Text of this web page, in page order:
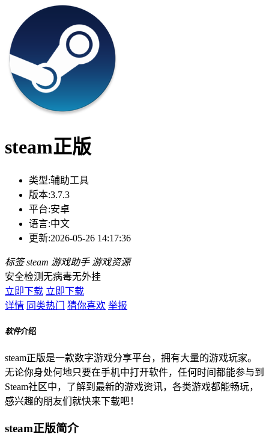
steam正版
类型:辅助工具
版本:3.7.3
平台:安卓
语言:中文
更新:2026-05-26 14:17:36
标签 steam 游戏助手 游戏资源
安全检测无病毒无外挂
立即下载 立即下载
详情 同类热门 猜你喜欢 举报
软件介绍
steam正版是一款数字游戏分享平台，拥有大量的游戏玩家。
无论你身处何地只要在手机中打开软件，任何时间都能参与到
Steam社区中，了解到最新的游戏资讯，各类游戏都能畅玩，
感兴趣的朋友们就快来下载吧！
steam正版简介